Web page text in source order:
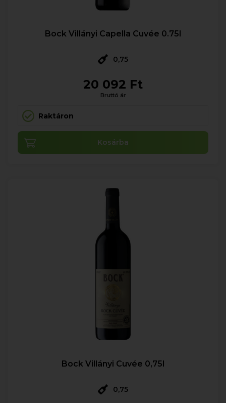
Bock Villányi Capella Cuvée 0.75l
0,75
20 092 Ft
Bruttó ár
Raktáron
Kosárba
Bock Villányi Cuvée 0,75l
0,75